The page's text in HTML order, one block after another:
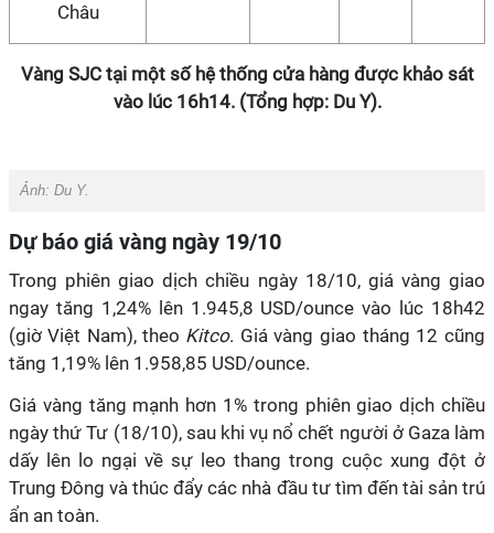
Châu
Vàng SJC tại một số hệ thống cửa hàng được khảo sát
vào lúc 16h14. (Tổng hợp: Du Y).
Ảnh: Du Y.
Dự báo giá vàng ngày 19/10
Trong phiên giao dịch chiều ngày 18/10, giá vàng giao
ngay tăng 1,24% lên 1.945,8 USD/ounce vào lúc 18h42
(giờ Việt Nam), theo Kitco. Giá vàng giao tháng 12 cũng
tăng 1,19% lên 1.958,85 USD/ounce.
Giá vàng tăng mạnh hơn 1% trong phiên giao dịch chiều
ngày thứ Tư (18/10), sau khi vụ nổ chết người ở Gaza làm
dấy lên lo ngại về sự leo thang trong cuộc xung đột ở
Trung Đông và thúc đẩy các nhà đầu tư tìm đến tài sản trú
ẩn an toàn.